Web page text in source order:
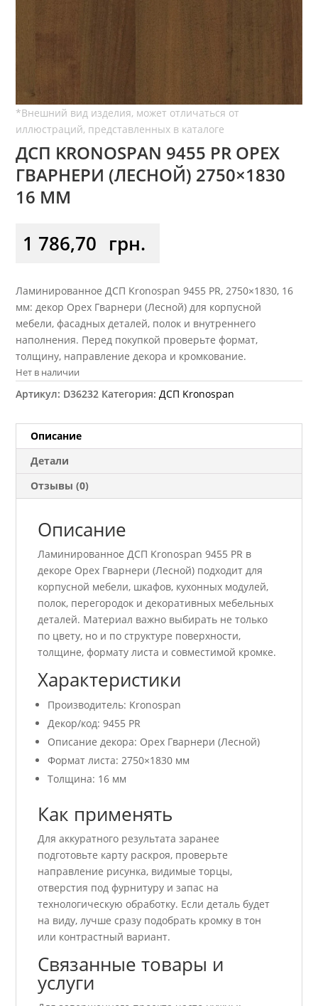
ДСП KRONOSPAN 9455 PR ОРЕХ
ГВАРНЕРИ (ЛЕСНОЙ) 2750×1830
16 ММ
1 786,70 грн.
Ламинированное ДСП Kronospan 9455 PR, 2750×1830, 16
мм: декор Орех Гварнери (Лесной) для корпусной
мебели, фасадных деталей, полок и внутреннего
наполнения. Перед покупкой проверьте формат,
толщину, направление декора и кромкование.
Нет в наличии
Артикул: D36232 Категория: ДСП Kronospan
Описание
Детали
Отзывы (0)
Описание
Ламинированное ДСП Kronospan 9455 PR в
декоре Орех Гварнери (Лесной) подходит для
корпусной мебели, шкафов, кухонных модулей,
полок, перегородок и декоративных мебельных
деталей. Материал важно выбирать не только
по цвету, но и по структуре поверхности,
толщине, формату листа и совместимой кромке.
Характеристики
Производитель: Kronospan
Декор/код: 9455 PR
Описание декора: Орех Гварнери (Лесной)
Формат листа: 2750×1830 мм
Толщина: 16 мм
Как применять
Для аккуратного результата заранее
подготовьте карту раскроя, проверьте
направление рисунка, видимые торцы,
отверстия под фурнитуру и запас на
технологическую обработку. Если деталь будет
на виду, лучше сразу подобрать кромку в тон
или контрастный вариант.
Связанные товары и
услуги